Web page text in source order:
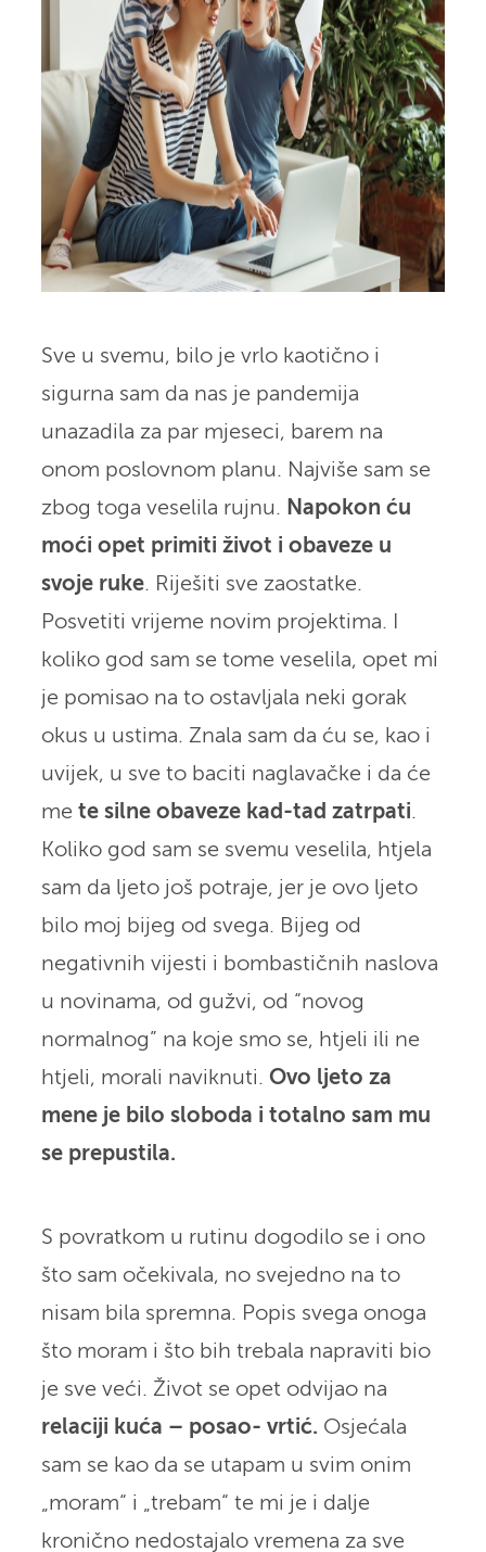
Sve u svemu, bilo je vrlo kaotično i
sigurna sam da nas je pandemija
unazadila za par mjeseci, barem na
onom poslovnom planu. Najviše sam se
zbog toga veselila rujnu. Napokon ću
moći opet primiti život i obaveze u
svoje ruke. Riješiti sve zaostatke.
Posvetiti vrijeme novim projektima. I
koliko god sam se tome veselila, opet mi
je pomisao na to ostavljala neki gorak
okus u ustima. Znala sam da ću se, kao i
uvijek, u sve to baciti naglavačke i da će
me te silne obaveze kad-tad zatrpati.
Koliko god sam se svemu veselila, htjela
sam da ljeto još potraje, jer je ovo ljeto
bilo moj bijeg od svega. Bijeg od
negativnih vijesti i bombastičnih naslova
u novinama, od gužvi, od “novog
normalnog” na koje smo se, htjeli ili ne
htjeli, morali naviknuti. Ovo ljeto za
mene je bilo sloboda i totalno sam mu
se prepustila.
S povratkom u rutinu dogodilo se i ono
što sam očekivala, no svejedno na to
nisam bila spremna. Popis svega onoga
što moram i što bih trebala napraviti bio
je sve veći. Život se opet odvijao na
relaciji kuća – posao- vrtić. Osjećala
sam se kao da se utapam u svim onim
„moram“ i „trebam“ te mi je i dalje
kronično nedostajalo vremena za sve